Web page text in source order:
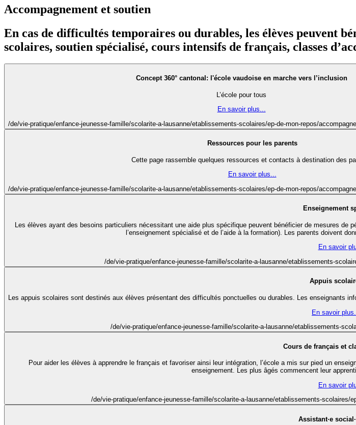
Accompagnement et soutien
En cas de difficultés temporaires ou durables, les élèves peuvent
scolaires, soutien spécialisé, cours intensifs de français, classes
Concept 360° cantonal: l'école vaudoise en marche vers l’inclusion
L’école pour tous
En savoir plus...
/de/vie-pratique/enfance-jeunesse-famille/scolarite-a-lausanne/etablissements-scolaires/ep-de-mon-repos/
Ressources pour les parents
Cette page rassemble quelques ressources et contacts à destination des
En savoir plus...
/de/vie-pratique/enfance-jeunesse-famille/scolarite-a-lausanne/etablissements-scolaires/ep-de-mon-repos/
Enseignement
Les élèves ayant des besoins particuliers nécessitant une aide plus spécifique peuvent bénéficier de mesures de
l’enseignement spécialisé et de l’aide à la formation). Les parents doivent
En savoir
/de/vie-pratique/enfance-jeunesse-famille/scolarite-a-lausanne/etablissements-
Appuis
Les appuis scolaires sont destinés aux élèves présentant des difficultés ponctuelles ou durables. Les enseignants
En savoir plus...
/de/vie-pratique/enfance-jeunesse-famille/scolarite-a-lausanne/etablissements-
Cours de français et
Pour aider les élèves à apprendre le français et favoriser ainsi leur intégration, l’école a mis sur pied un
enseignement. Les plus âgés commencent leur
En savoir
/de/vie-pratique/enfance-jeunesse-famille/scolarite-a-lausanne/etablissements-
Assistant·e